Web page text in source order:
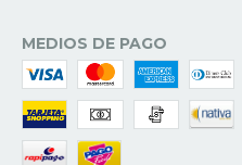
MEDIOS DE PAGO